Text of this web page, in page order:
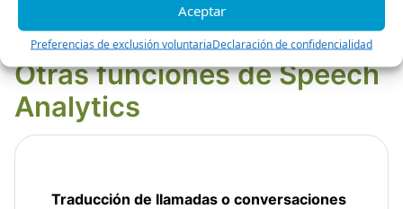
Aceptar
Preferencias de exclusión voluntariaDeclaración de confidencialidad
Otras funciones de Speech
Analytics
Traducción de llamadas o conversaciones